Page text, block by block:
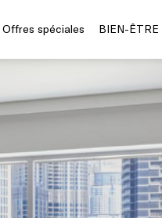
Offres spéciales BIEN-ÊTRE